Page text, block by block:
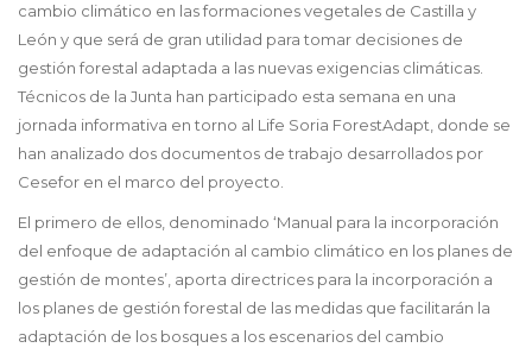
cambio climático en las formaciones vegetales de Castilla y
León y que será de gran utilidad para tomar decisiones de
gestión forestal adaptada a las nuevas exigencias climáticas.
Técnicos de la Junta han participado esta semana en una
jornada informativa en torno al Life Soria ForestAdapt, donde se
han analizado dos documentos de trabajo desarrollados por
Cesefor en el marco del proyecto.
El primero de ellos, denominado ‘Manual para la incorporación
del enfoque de adaptación al cambio climático en los planes de
gestión de montes’, aporta directrices para la incorporación a
los planes de gestión forestal de las medidas que facilitarán la
adaptación de los bosques a los escenarios del cambio